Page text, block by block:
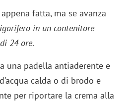
fatta, ma se avanza
in un contenitore
24 ore.
una padella antiaderente e
calda o di brodo e
per riportare la crema alla